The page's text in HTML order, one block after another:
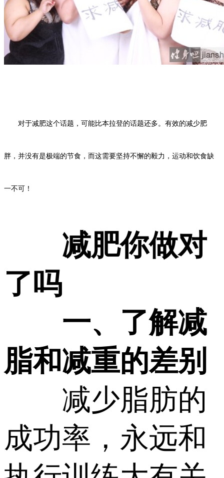
对于减肥这个话题，可能比本拉登的话题还多。有效的减少肥
胖，并没有是极端的节食，而这需要坚持不懈的毅力，运动和饮食缺
一不可！
减肥你做对
了吗
一、了解减
脂和减重的差别
减少脂肪的
成功率，永远和